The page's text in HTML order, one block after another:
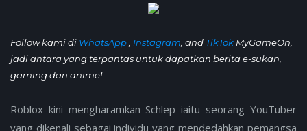
Follow kami di WhatsApp Instagram , and TikTok MyGameOn,
jadi antara yang terpantas untuk dapatkan berita e-sukan,
gaming dan anime!
Roblox kini mengharamkan Schlep iaitu seorang YouTuber
yang dikenali sebagai individu yang mendedahkan pemangsa